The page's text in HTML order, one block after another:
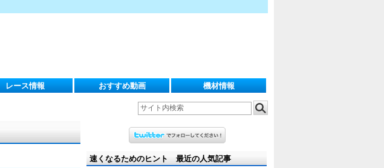
レース情報 おすすめ動画 機材情報
速くなるためのヒント 最近の人気記事